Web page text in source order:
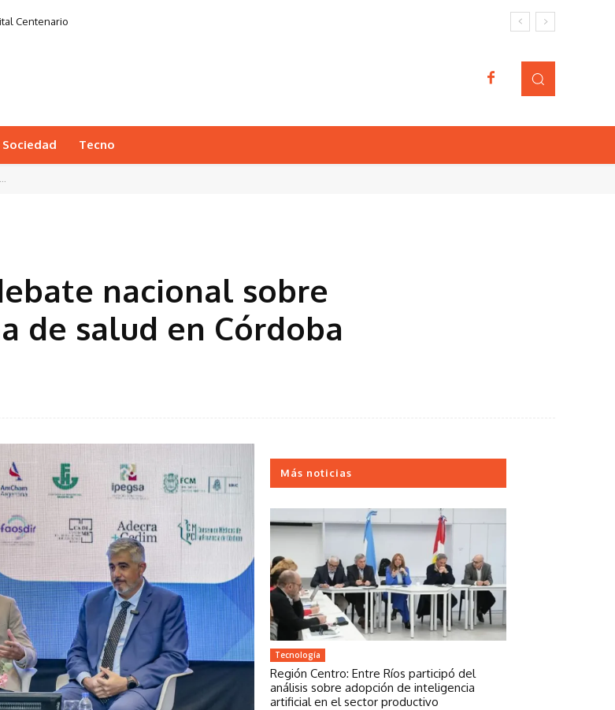
Centenario
Sociedad Tecno
nacional sobre
de salud en Córdoba
Más noticias
Tecnología
Región Centro: Entre Ríos participó del
análisis sobre adopción de inteligencia
artificial en el sector productivo